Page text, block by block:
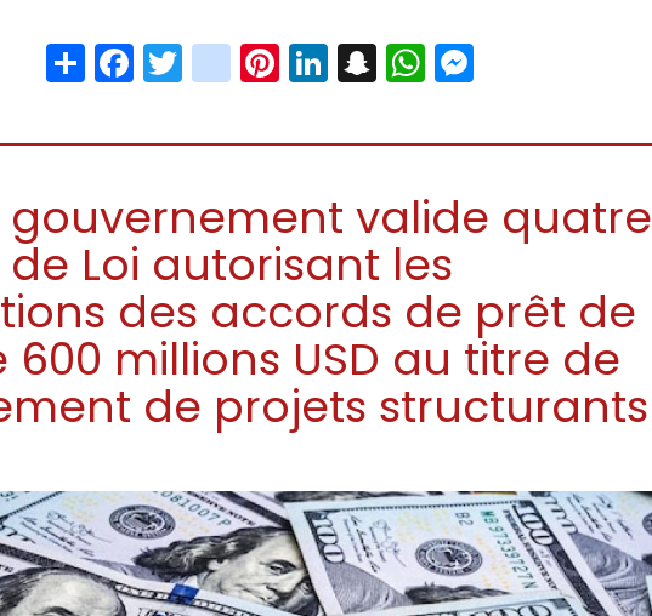
ShareFacebook
Twitter
instagram
Pinterest
LinkedIn
Snapchat
WhatsApp
gouvernement valide quatre
Loi autorisant les
des accords de prêt de
600 millions USD au titre de
de projets structurants